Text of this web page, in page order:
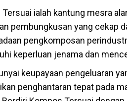
ialah kantung mesra
pembungkusan yang cekap
pengkomposan
keperluan jenama dan
keupayaan pengeluaran
penghantaran tepat pada